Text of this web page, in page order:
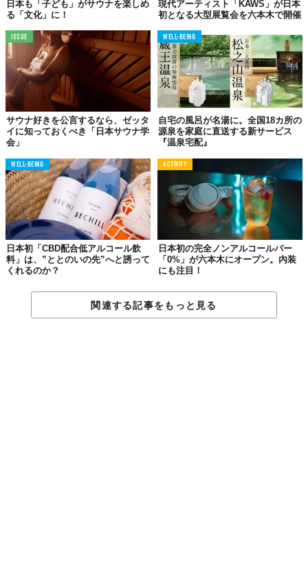
この世界は、もっと広いはずだ。
日本も「子ども」がサウナを楽しめ
る「文化」に！
現代アーティスト「KAWS」が日本
初となる大型展覧会を六本木で開催
ISSUE
サウナ好きを公言するなら、ゼッタ
イに知っておくべき「日本サウナ学
会」
WELL-BEING
自宅の風呂が名湯に。全国18カ所の
源泉を家庭に直送する新サービス
『温泉宅配』
WELL-BEING
日本初「CBD配合低アルコール飲
料」は、”ととのいの先”へと誘って
くれるのか？
ACTIVITY
日本初の完全ノンアルコールバー
「0%」が六本木にオープン。内装
にも注目！
関連する記事をもっと見る